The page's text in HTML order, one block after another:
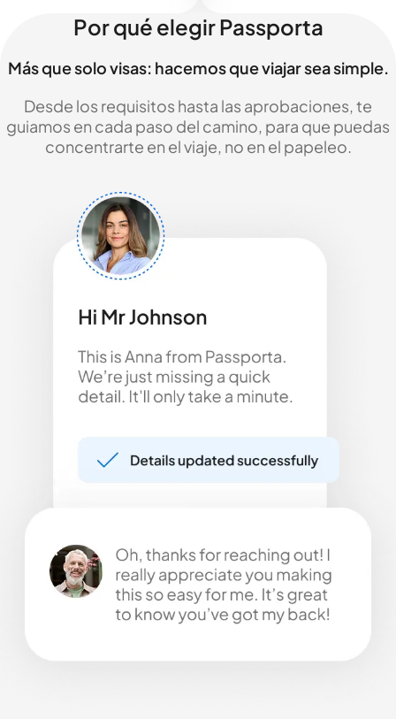
Por qué elegir Passporta
Más que solo visas: hacemos que viajar sea simple.
Desde los requisitos hasta las aprobaciones, te
guiamos en cada paso del camino, para que puedas
concentrarte en el viaje, no en el papeleo.